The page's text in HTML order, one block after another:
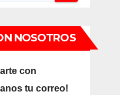
NOSOTROS
con
tu correo!